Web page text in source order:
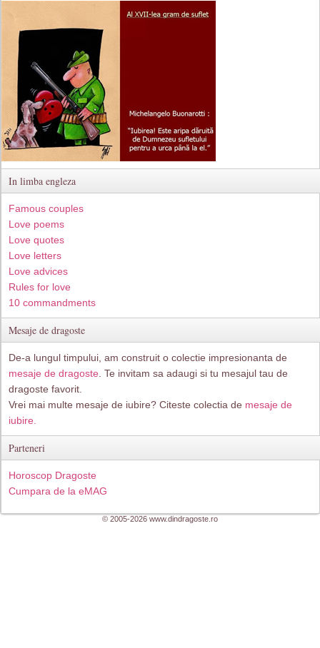
In limba engleza
Famous couples
Love poems
Love quotes
Love letters
Love advices
Rules for love
10 commandments
Mesaje de dragoste
De-a lungul timpului, am construit o colectie impresionanta de
mesaje de dragoste . Te invitam sa adaugi si tu mesajul tau de
dragoste favorit.
Vrei mai multe mesaje de iubire? Citeste colectia de mesaje de
iubire.
Parteneri
Horoscop Dragoste
Cumpara de la eMAG
© 2005-2026 www.dindragoste.ro